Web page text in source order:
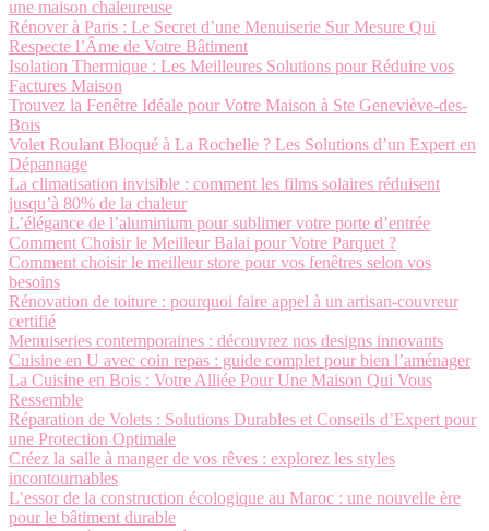
une maison chaleureuse
Rénover à Paris : Le Secret d’une Menuiserie Sur Mesure Qui
Respecte l’Âme de Votre Bâtiment
Isolation Thermique : Les Meilleures Solutions pour Réduire vos
Factures Maison
Trouvez la Fenêtre Idéale pour Votre Maison à Ste Geneviève-des-
Bois
Volet Roulant Bloqué à La Rochelle ? Les Solutions d’un Expert en
Dépannage
La climatisation invisible : comment les films solaires réduisent
jusqu’à 80% de la chaleur
L’élégance de l’aluminium pour sublimer votre porte d’entrée
Comment Choisir le Meilleur Balai pour Votre Parquet ?
Comment choisir le meilleur store pour vos fenêtres selon vos
besoins
Rénovation de toiture : pourquoi faire appel à un artisan-couvreur
certifié
Menuiseries contemporaines : découvrez nos designs innovants
Cuisine en U avec coin repas : guide complet pour bien l’aménager
La Cuisine en Bois : Votre Alliée Pour Une Maison Qui Vous
Ressemble
Réparation de Volets : Solutions Durables et Conseils d’Expert pour
une Protection Optimale
Créez la salle à manger de vos rêves : explorez les styles
incontournables
L’essor de la construction écologique au Maroc : une nouvelle ère
pour le bâtiment durable